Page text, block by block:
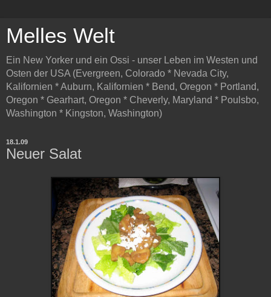
Melles Welt
Ein New Yorker und ein Ossi - unser Leben im Westen und
Osten der USA (Evergreen, Colorado * Nevada City,
Kalifornien * Auburn, Kalifornien * Bend, Oregon * Portland,
Oregon * Gearhart, Oregon * Cheverly, Maryland * Poulsbo,
Washington * Kingston, Washington)
18.1.09
Neuer Salat